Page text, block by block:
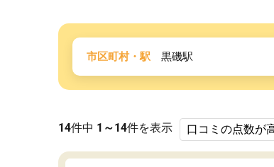
市区町村・駅 黒磯駅
14件中 1～14件を表示